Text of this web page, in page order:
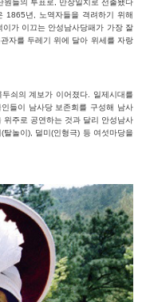
들의 투표로, 만장일치로 선출됐다
1865년, 노역자들을 격려하기 위해
가 이끄는 안성남사당패가 가장 잘
자를 두레기 위에 달아 위세를 자랑
쇠의 계보가 이어졌다. 일제시대를
들이 남사당 보존회를 구성해 남사
주로 공연하는 것과 달리 안성남사
놀이), 덜미(인형극) 등 여섯마당을